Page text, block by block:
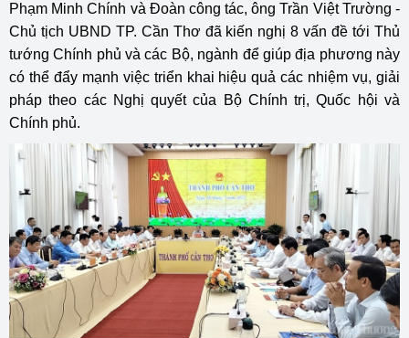
Phạm Minh Chính và Đoàn công tác, ông Trần Việt Trường -
Chủ tịch UBND TP. Cần Thơ đã kiến nghị 8 vấn đề tới Thủ
tướng Chính phủ và các Bộ, ngành để giúp địa phương này
có thể đẩy mạnh việc triển khai hiệu quả các nhiệm vụ, giải
pháp theo các Nghị quyết của Bộ Chính trị, Quốc hội và
Chính phủ.